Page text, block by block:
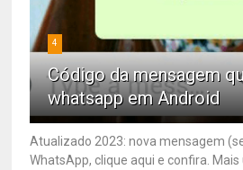
4
Código da mensagem
whatsapp em Android
Atualizado 2023: nova mensagem
WhatsApp, clique aqui e confira.